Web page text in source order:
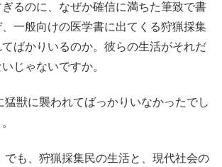
るのに、なぜか確信に満ちた筆致で書
一般向けの医学書に出てくる狩猟採集
ばかりいるのか。彼らの生活がそれだ
じゃないですか。
獣に襲われてばっかりいなかったでし
も、狩猟採集民の生活と、現代社会の